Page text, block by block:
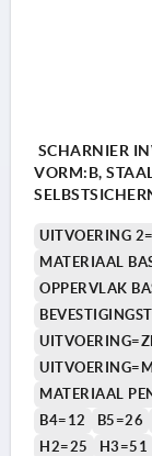
2)
SCHARNIER
VORM:B,
UITVOERING
MATERIAAL
OPPERVLAK
MATERIAAL
B4=12
B5=26
H2=25
H3=51